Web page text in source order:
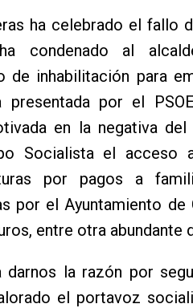
ha celebrado el fallo
condenado al
de inhabilitación para
presentada por el
en la negativa
Socialista el acceso
por pagos a
por el Ayuntamiento de
entre otra abundante
darnos la razón por
el portavoz